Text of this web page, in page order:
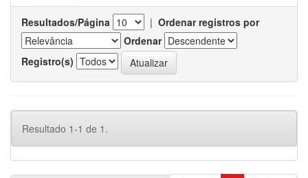
Resultados/Página | Ordenar registros por
Ordenar
Registro(s)
Resultado 1-1 de 1.